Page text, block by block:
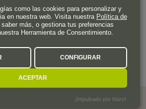
en una cacerola y deja hervir a
Verter en una taza o vaso
como las cookies para personalizar y
en nuestra web. Visita nuestra Política de
más, o gestiona tus preferencias
Herramienta de Consentimiento.
CONFIGURAR
ACEPTAR
¡Impulsado por Klaro!